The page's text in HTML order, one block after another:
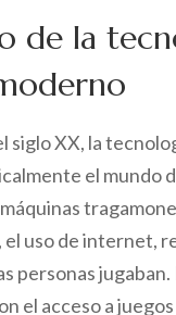
de la
siglo XX, la
el mundo
uso de internet,
personas
el acceso a